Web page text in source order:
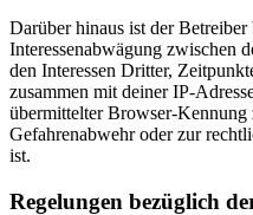
Darüber hinaus ist der
Interessenabwägung zwischen
den Interessen Dritter,
zusammen mit deiner IP-
übermittelter Browser-Kennung
Gefahrenabwehr oder zur
ist.
Regelungen bezüglich